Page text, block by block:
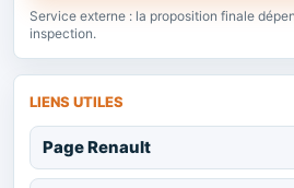
Service externe : la proposition finale
inspection.
LIENS UTILES
Page Renault